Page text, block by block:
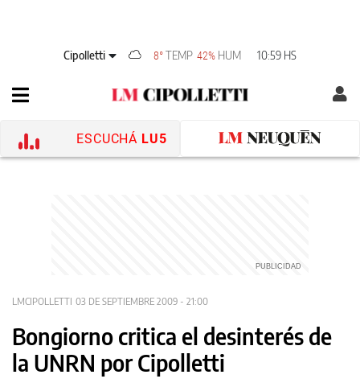
Cipolletti 8°TEMP 42% HUM 10:59 HS
ESCUCHÁ LU5
LMCIPOLLETTI 03 DE SEPTIEMBRE 2009 - 21:00
Bongiorno critica el desinterés de
la UNRN por Cipolletti